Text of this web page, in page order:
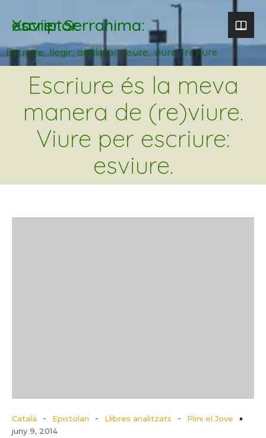
Xavier Serrahima: escriptor
Escriure, llegir, analitzar. veure, viure i reviure
Escriure és la meva
manera de (re)viure.
Viure per escriure:
esviure.
Català - Epistolari - Llibres analitzats -
Plini el Jove
juny 9, 2014